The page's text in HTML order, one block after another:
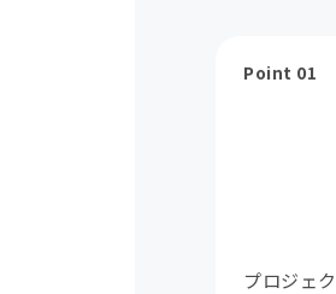
Point 01
プロジェ